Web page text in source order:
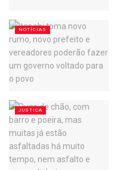
NOTÍCIAS
JUSTIÇA